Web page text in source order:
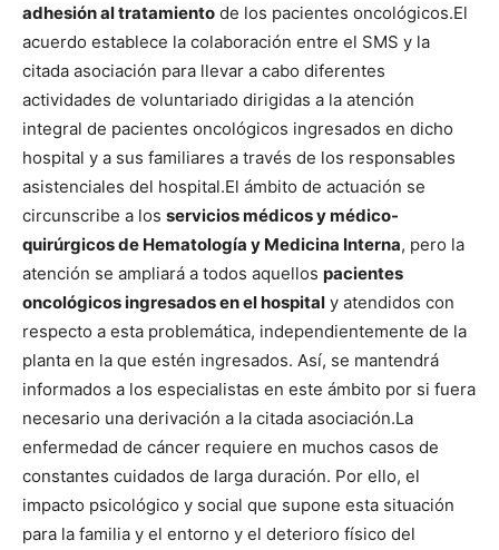
adhesión al tratamiento de los pacientes oncológicos.El
acuerdo establece la colaboración entre el SMS y la
citada asociación para llevar a cabo diferentes
actividades de voluntariado dirigidas a la atención
integral de pacientes oncológicos ingresados en dicho
hospital y a sus familiares a través de los responsables
asistenciales del hospital.El ámbito de actuación se
circunscribe a los servicios médicos y médico-
quirúrgicos de Hematología y Medicina Interna, pero la
atención se ampliará a todos aquellos pacientes
oncológicos ingresados en el hospital y atendidos con
respecto a esta problemática, independientemente de la
planta en la que estén ingresados. Así, se mantendrá
informados a los especialistas en este ámbito por si fuera
necesario una derivación a la citada asociación.La
enfermedad de cáncer requiere en muchos casos de
constantes cuidados de larga duración. Por ello, el
impacto psicológico y social que supone esta situación
para la familia y el entorno y el deterioro físico del